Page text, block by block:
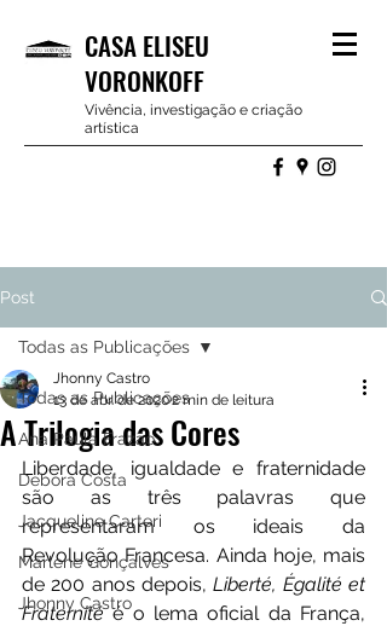
CASA ELISEU
VORONKOFF
Vivência, investigação e criação
artística
Post
Todas as Publicações
Ana Paula Frazão
Debora Costa
Jacqueline Carteri
Marlene Gonçalves
Jhonny Castro
Todas as Publicações
A Trilogia das Cores
Jhonny Castro
13 de abr. de 20202 min de leitura
Liberdade, igualdade e fraternidade
são as três palavras que
representaram os ideais da
Revolução Francesa. Ainda hoje, mais
de 200 anos depois, Liberté, Égalité et
Fraternité é o lema oficial da França,